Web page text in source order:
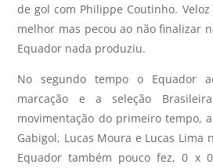
de gol com Philippe Coutinho.
melhor mas pecou ao não finalizar
Equador nada produziu.
No segundo tempo o Equador
marcação e a seleção
movimentação do primeiro tempo,
Gabigol, Lucas Moura e Lucas Lima
Equador também pouco fez, 0 x